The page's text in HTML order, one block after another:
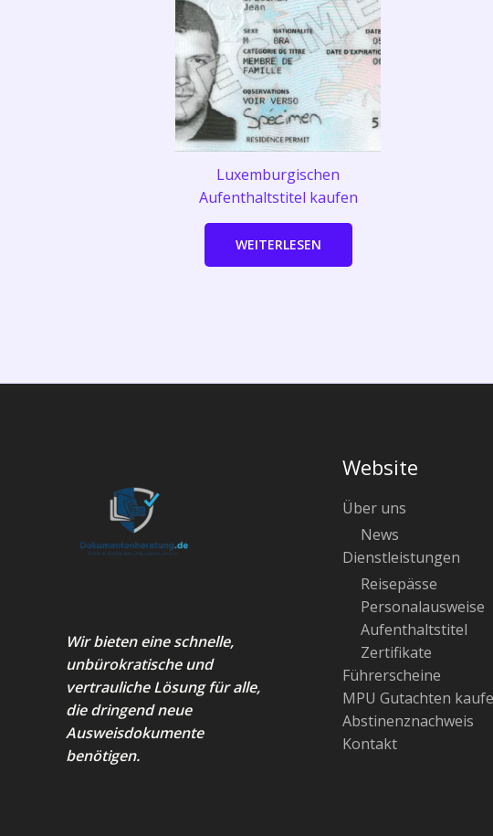
Luxemburgischen
Aufenthaltstitel kaufen
WEITERLESEN
Wir bieten eine schnelle,
unbürokratische und
vertrauliche Lösung für alle,
die dringend neue
Ausweisdokumente
benötigen.
Website
Über uns
News
Dienstleistungen
Reisepässe
Personalausweise
Aufenthaltstitel
Zertifikate
Führerscheine
MPU Gutachten
Abstinenznachweis
Kontakt